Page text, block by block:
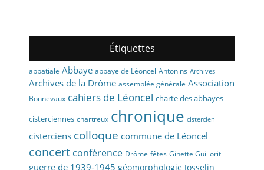
Étiquettes
abbatiale Abbaye abbaye de Léoncel Antonins Archives
Archives de la Drôme assemblée générale Association
Bonnevaux cahiers de Léoncel charte des abbayes
cisterciennes chartreux chronique cistercien
cisterciens colloque commune de Léoncel
concert conférence Drôme fêtes Ginette Guillorit
guerre de 1939-1945 géomorphologie Josselin